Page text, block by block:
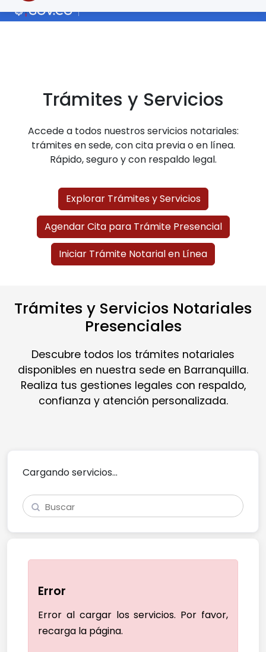
Trámites y Servicios
Accede a todos nuestros servicios notariales:
trámites en sede, con cita previa o en línea.
Rápido, seguro y con respaldo legal.
Explorar Trámites y Servicios
Agendar Cita para Trámite Presencial
Iniciar Trámite Notarial en Línea
Trámites y Servicios Notariales
Presenciales
Descubre todos los trámites notariales
disponibles en nuestra sede en Barranquilla.
Realiza tus gestiones legales con respaldo,
confianza y atención personalizada.
Cargando servicios...
Error
Error al cargar los servicios. Por favor,
recarga la página.